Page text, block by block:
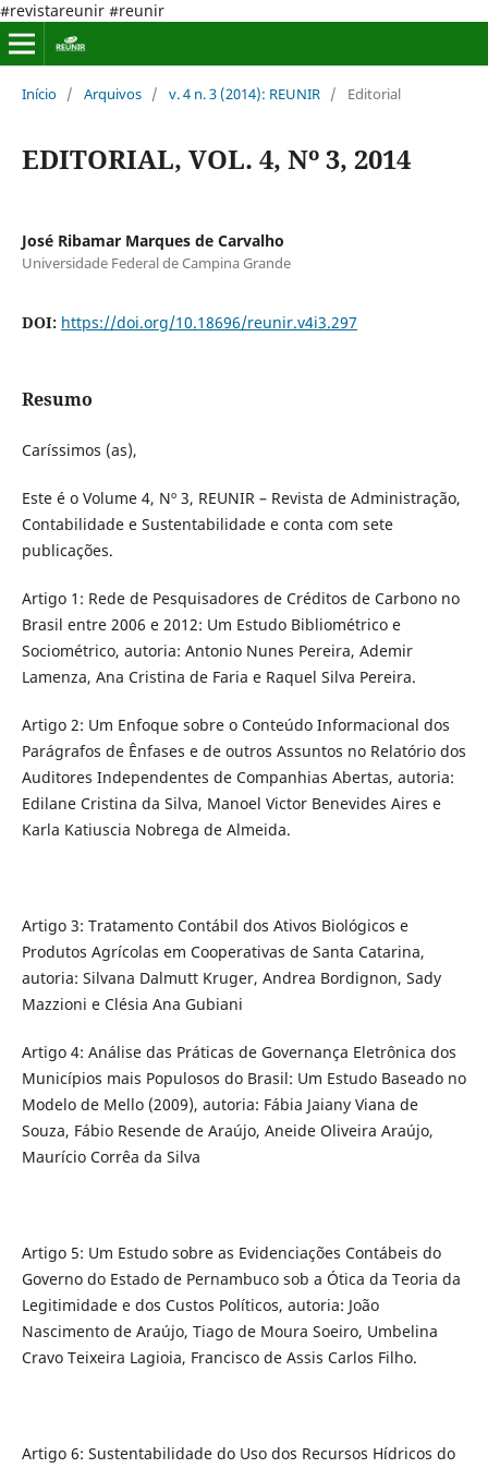
#revistareunir #reunir
Início / Arquivos / v. 4 n. 3 (2014): REUNIR / Editorial
EDITORIAL, VOL. 4, Nº 3, 2014
José Ribamar Marques de Carvalho
Universidade Federal de Campina Grande
DOI: https://doi.org/10.18696/reunir.v4i3.297
Resumo
Caríssimos (as),
Este é o Volume 4, Nº 3, REUNIR – Revista de Administração,
Contabilidade e Sustentabilidade e conta com sete
publicações.
Artigo 1: Rede de Pesquisadores de Créditos de Carbono no
Brasil entre 2006 e 2012: Um Estudo Bibliométrico e
Sociométrico, autoria: Antonio Nunes Pereira, Ademir
Lamenza, Ana Cristina de Faria e Raquel Silva Pereira.
Artigo 2: Um Enfoque sobre o Conteúdo Informacional dos
Parágrafos de Ênfases e de outros Assuntos no Relatório dos
Auditores Independentes de Companhias Abertas, autoria:
Edilane Cristina da Silva, Manoel Victor Benevides Aires e
Karla Katiuscia Nobrega de Almeida.
Artigo 3: Tratamento Contábil dos Ativos Biológicos e
Produtos Agrícolas em Cooperativas de Santa Catarina,
autoria: Silvana Dalmutt Kruger, Andrea Bordignon, Sady
Mazzioni e Clésia Ana Gubiani
Artigo 4: Análise das Práticas de Governança Eletrônica dos
Municípios mais Populosos do Brasil: Um Estudo Baseado no
Modelo de Mello (2009), autoria: Fábia Jaiany Viana de
Souza, Fábio Resende de Araújo, Aneide Oliveira Araújo,
Maurício Corrêa da Silva
Artigo 5: Um Estudo sobre as Evidenciações Contábeis do
Governo do Estado de Pernambuco sob a Ótica da Teoria da
Legitimidade e dos Custos Políticos, autoria: João
Nascimento de Araújo, Tiago de Moura Soeiro, Umbelina
Cravo Teixeira Lagioia, Francisco de Assis Carlos Filho.
Artigo 6: Sustentabilidade do Uso dos Recursos Hídricos do